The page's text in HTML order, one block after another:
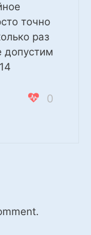
точно
раз
допустим
0